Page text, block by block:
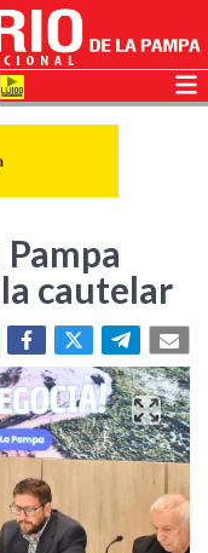
cautelar